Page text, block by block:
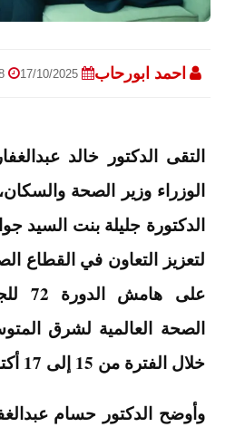
احمد ابورحاب 17/10/2025 3:18 مساءً
التقى الدكتور خالد
الوزراء وزير الصحة
الدكتورة جليلة بنت السيد
لتعزيز التعاون في القطاع
على
الصحة العالمية لشرق
خلال الفترة من 15 إلى 17 أكتوبر 2025.
وأوضح الدكتور حسام